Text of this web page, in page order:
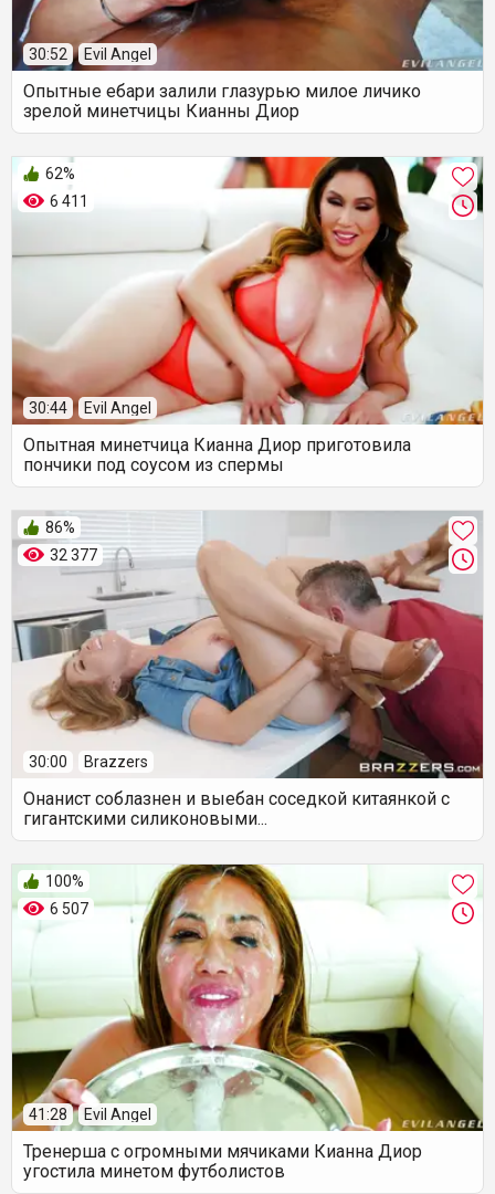
30:52 Evil Angel
Опытные ебари залили глазурью милое личико
зрелой минетчицы Кианны Диор
6 411
62%
30:44 Evil Angel
Опытная минетчица Кианна Диор приготовила
пончики под соусом из спермы
32 377
86%
30:00 Brazzers
Онанист соблазнен и выебан соседкой китаянкой с
гигантскими силиконовыми...
6 507
100%
41:28 Evil Angel
Тренерша с огромными мячиками Кианна Диор
угостила минетом футболистов